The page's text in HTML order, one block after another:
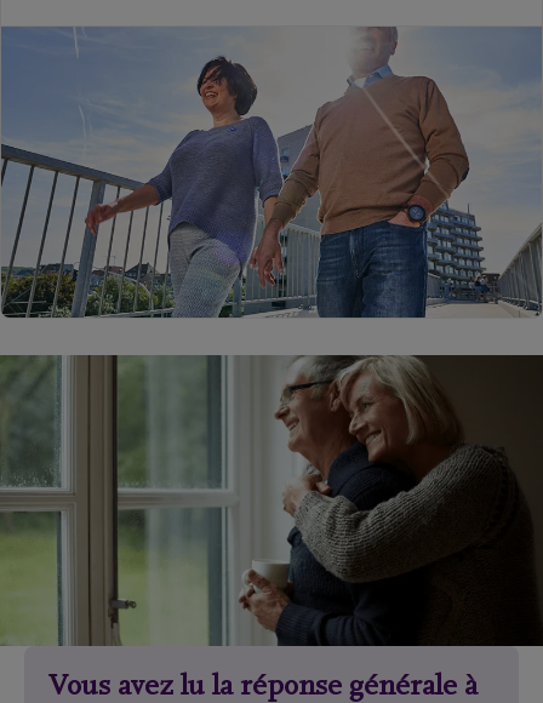
Vous avez lu la réponse générale à